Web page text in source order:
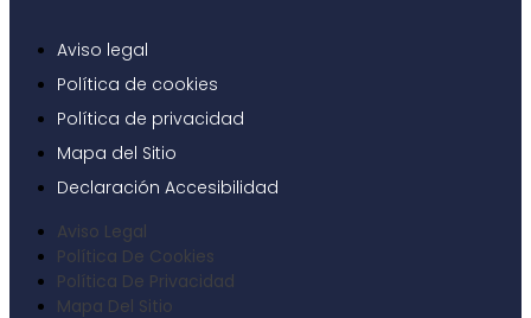
Aviso legal
Política de cookies
Política de privacidad
Mapa del Sitio
Declaración Accesibilidad
Aviso Legal
Política De Cookies
Política De Privacidad
Mapa Del Sitio